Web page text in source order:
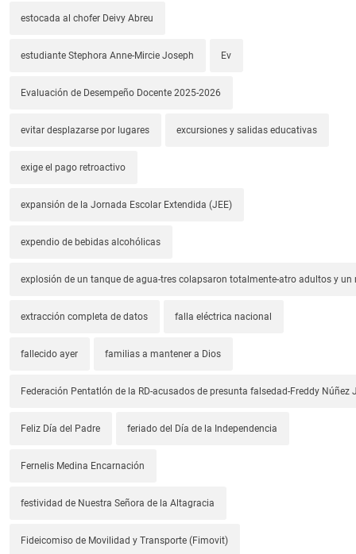
estocada al chofer Deivy Abreu
estudiante Stephora Anne-Mircie Joseph Ev
Evaluación de Desempeño Docente 2025-2026
evitar desplazarse por lugares excursiones y salidas educativas
exige el pago retroactivo
expansión de la Jornada Escolar Extendida (JEE)
expendio de bebidas alcohólicas
explosión de un tanque de agua-tres colapsaron totalmente-atro adultos y un
extracción completa de datos falla eléctrica nacional
fallecido ayer familias a mantener a Dios
Federación Pentatlón de la RD-acusados de presunta falsedad-Freddy Núñez
Feliz Día del Padre feriado del Día de la Independencia
Fernelis Medina Encarnación
festividad de Nuestra Señora de la Altagracia
Fideicomiso de Movilidad y Transporte (Fimovit)